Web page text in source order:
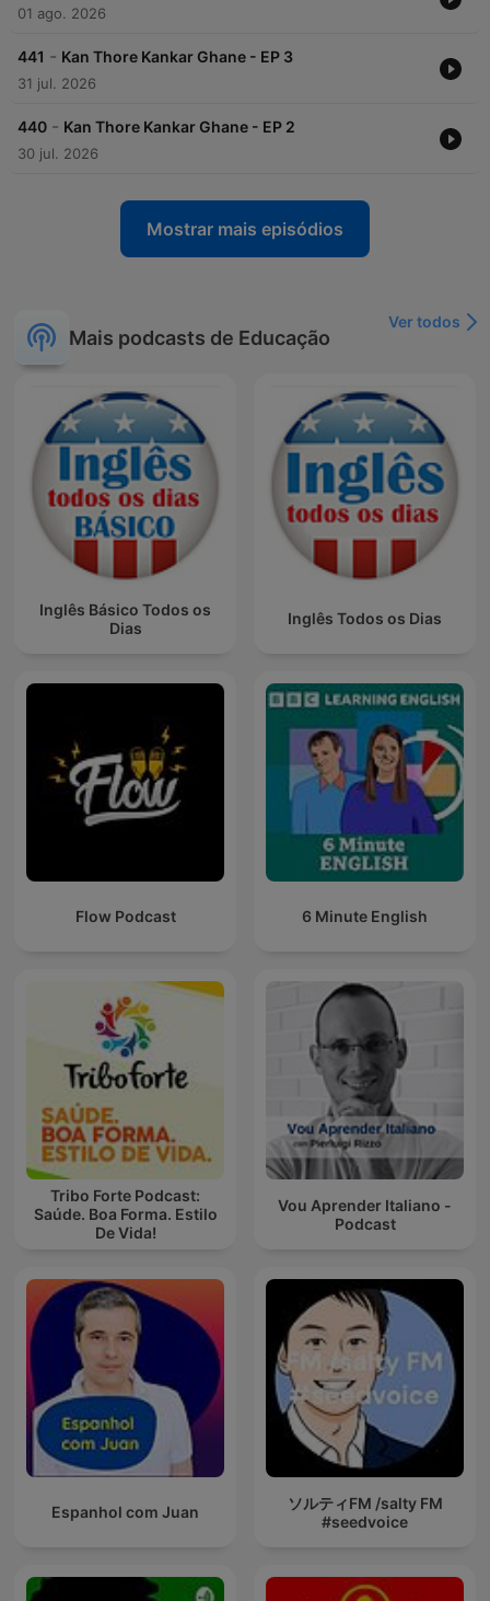
01 ago. 2026
441 - Kan Thore Kankar Ghane - EP 3
31 jul. 2026
440 - Kan Thore Kankar Ghane - EP 2
30 jul. 2026
Mostrar mais episódios
Mais podcasts de Educação
Ver todos
Inglês Básico Todos os
Dias
Inglês Todos os Dias
Flow Podcast 6 Minute English
Tribo Forte Podcast:
Saúde. Boa Forma. Estilo
De Vida!
Vou Aprender Italiano -
Podcast
Espanhol com Juan
ソルティFM /salty FM
#seedvoice